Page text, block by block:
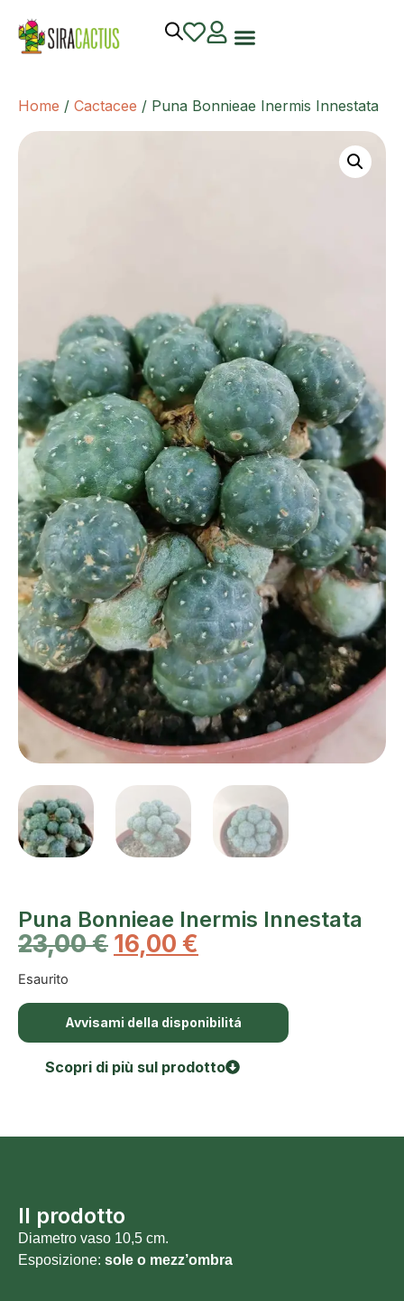
Home / Cactacee / Puna Bonnieae Inermis Innestata
Puna Bonnieae Inermis Innestata
23,00€ 16,00 €
Esaurito
Avvisami della disponibilitá
Scopri di più sul prodotto
Il prodotto
Diametro vaso 10,5 cm.
Esposizione: sole o mezz’ombra